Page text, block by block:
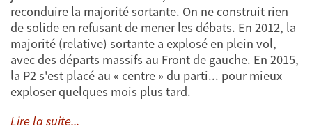
reconduire la majorité sortante. On ne construit rien
de solide en refusant de mener les débats. En 2012, la
majorité (relative) sortante a explosé en plein vol,
avec des départs massifs au Front de gauche. En 2015,
la P2 s'est placé au « centre » du parti... pour mieux
exploser quelques mois plus tard.
Lire la suite...